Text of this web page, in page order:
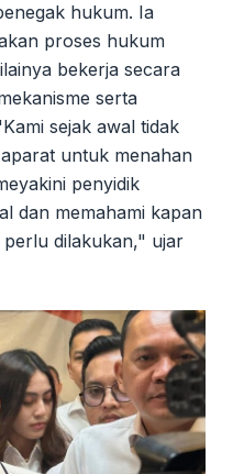
hukum. Ia
proses hukum
bekerja secara
serta
sejak awal tidak
untuk menahan
penyidik
dan memahami kapan
dilakukan," ujar